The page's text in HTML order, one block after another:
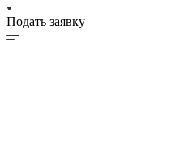
Подать заявку